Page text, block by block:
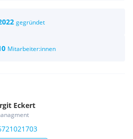
gegründet
Mitarbeiter:innen
Eckert